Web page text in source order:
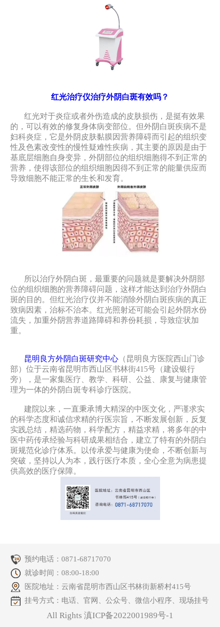
红光治疗仪治疗外阴白斑有效吗？
红光对于炎症或者外伤造成的皮肤损伤，是挺有效果
的，可以有效的修复身体病变部位。但外阴白斑疾病不是
妇科炎症，它是外阴皮肤黏膜因营养障碍而引起的组织变
性及色素改变性的慢性疑难性疾病，其主要的原因是由于
基底层细胞自身变异，外阴部位的组织细胞得不到正常的
营养，使得该部位的组织细胞因得不到正常的能量供应而
导致细胞不能正常的生长和发育。
所以治疗外阴白斑，最重要的问题就是要解决外阴部
位的组织细胞的营养障碍问题，这样才能达到治疗外阴白
斑的目的。但红光治疗仪并不能消除外阴白斑疾病的真正
致病因素，治标不治本。红光照射还可能会引起外阴水份
流失，加重外阴营养道路障碍和养份耗损，导致症状加
重。
昆明良方外阴白斑研究中心 （昆明良方医院西山门诊
部）位于云南省昆明市西山区书林街415号（建设银行
旁），是一家集医疗、教学、科研、公益、康复与健康管
理为一体的外阴白斑专科诊疗医院。
建院以来，一直秉承博大精深的中医文化，严谨求实
的科学态度和诚信求精的行医宗旨，不断发展创新，反复
实践总结，精选药物，科学配方，精益求精，将多年的中
医中药传承经验与科研成果相结合，建立了特有的外阴白
斑规范化诊疗体系。以传承爱与健康为使命，不断创新与
突破，坚持以人为本，践行医疗本质，全心全意为病患提
供高效的医疗保障。
预约电话：0871-68717070
就诊时间：08:00-18:00
医院地址：云南省昆明市西山区书林街新桥村415号
挂号方式：电话、官网、公众号、微信小程序、现场挂号
All Rights 滇ICP备2022001989号-1